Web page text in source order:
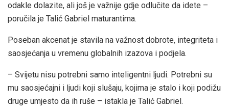
odakle dolazite, ali još je važnije gdje odlučite da idete –
poručila je Talić Gabriel maturantima.
Poseban akcenat je stavila na važnost dobrote, integriteta i
saosjećanja u vremenu globalnih izazova i podjela.
– Svijetu nisu potrebni samo inteligentni ljudi. Potrebni su
mu saosjećajni i ljudi koji slušaju, kojima je stalo i koji podižu
druge umjesto da ih ruše – istakla je Talić Gabriel.